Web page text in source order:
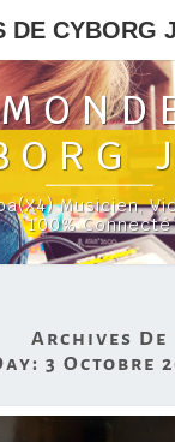
DE CYBORG
Musicien,
100% Connecté
Archives De
3 Octobre